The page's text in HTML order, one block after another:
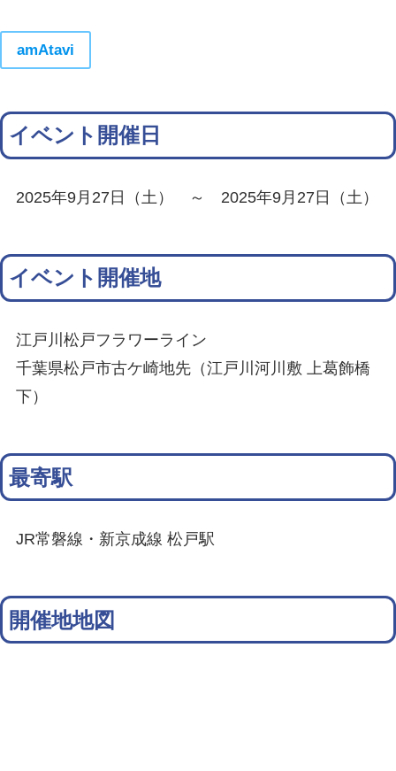
amAtavi
イベント開催日
2025年9月27日（土） ～ 2025年9月27日（土）
イベント開催地
江戸川松戸フラワーライン
千葉県松戸市古ケ崎地先（江戸川河川敷 上葛飾橋
下）
最寄駅
JR常磐線・新京成線 松戸駅
開催地地図